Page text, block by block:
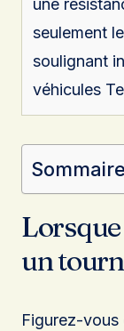
une
seulement
soulignant
véhicules
Sommaire
un
Figurez-vous